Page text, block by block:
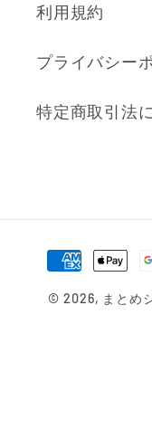
利用規約
プライバシー
特定商取引法
決
済
方
© 2026, まとめ